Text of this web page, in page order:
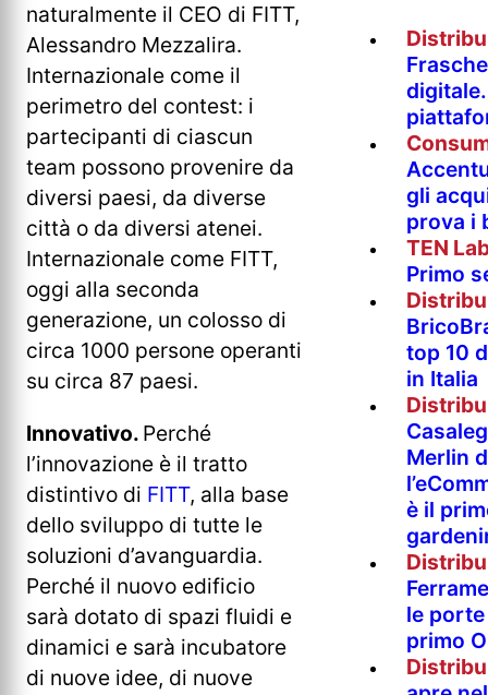
naturalmente il CEO di FITT,
Alessandro Mezzalira.
Internazionale come il
perimetro del contest: i
partecipanti di ciascun
team possono provenire da
diversi paesi, da diverse
città o da diversi atenei.
Internazionale come FITT,
oggi alla seconda
generazione, un colosso di
circa 1000 persone operanti
su circa 87 paesi.
Innovativo. Perché
l’innovazione è il tratto
distintivo di FITT, alla base
dello sviluppo di tutte le
soluzioni d’avanguardia.
Perché il nuovo edificio
sarà dotato di spazi fluidi e
dinamici e sarà incubatore
di nuove idee, di nuove
gli
prova i
TEN
Primo
top 10
in Italia
Merlin
è il
le
primo